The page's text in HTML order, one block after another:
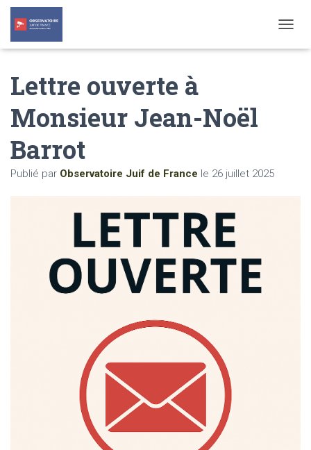
O
Lettre ouverte à
Monsieur Jean-Noël
Barrot
Publié par Observatoire Juif de France le 26 juillet 2025